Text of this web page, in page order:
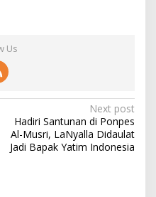
Us
Next post
Hadiri Santunan di Ponpes
Al-Musri, LaNyalla Didaulat
Jadi Bapak Yatim Indonesia